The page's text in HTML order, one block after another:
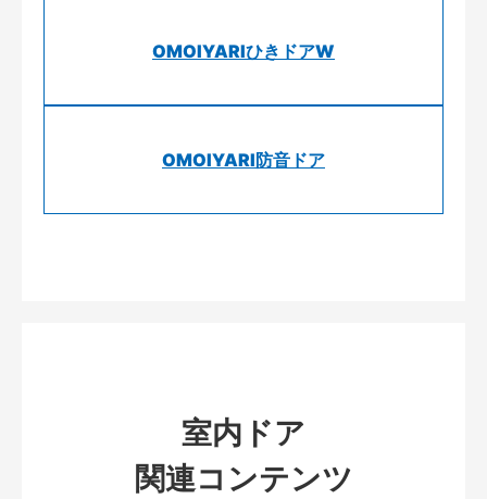
OMOIYARIひきドアW
OMOIYARI防音ドア
室内ドア
関連コンテンツ